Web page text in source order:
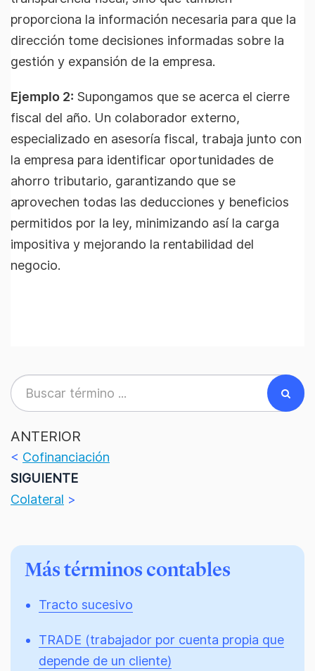
proporciona la información necesaria para que la
dirección tome decisiones informadas sobre la
gestión y expansión de la empresa.
Ejemplo 2: Supongamos que se acerca el cierre
fiscal del año. Un colaborador externo,
especializado en asesoría fiscal, trabaja junto con
la empresa para identificar oportunidades de
ahorro tributario, garantizando que se
aprovechen todas las deducciones y beneficios
permitidos por la ley, minimizando así la carga
impositiva y mejorando la rentabilidad del
negocio.
ANTERIOR
< Cofinanciación
SIGUIENTE
Colateral >
Más términos contables
Tracto sucesivo
TRADE (trabajador por cuenta propia que
depende de un cliente)